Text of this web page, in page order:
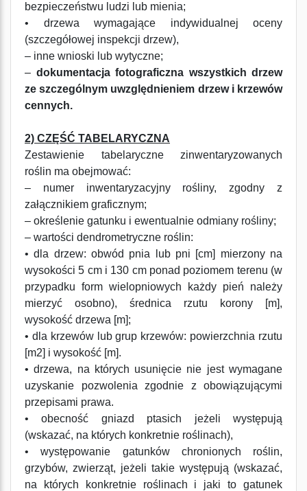
bezpieczeństwu ludzi lub mienia;
• drzewa wymagające indywidualnej oceny
(szczegółowej inspekcji drzew),
– inne wnioski lub wytyczne;
– dokumentacja fotograficzna wszystkich drzew
ze szczególnym uwzględnieniem drzew i krzewów
cennych.
2) CZĘŚĆ TABELARYCZNA
Zestawienie tabelaryczne zinwentaryzowanych
roślin ma obejmować:
– numer inwentaryzacyjny rośliny, zgodny z
załącznikiem graficznym;
– określenie gatunku i ewentualnie odmiany rośliny;
– wartości dendrometryczne roślin:
• dla drzew: obwód pnia lub pni [cm] mierzony na
wysokości 5 cm i 130 cm ponad poziomem terenu (w
przypadku form wielopniowych każdy pień należy
mierzyć osobno), średnica rzutu korony [m],
wysokość drzewa [m];
• dla krzewów lub grup krzewów: powierzchnia rzutu
[m2] i wysokość [m].
• drzewa, na których usunięcie nie jest wymagane
uzyskanie pozwolenia zgodnie z obowiązującymi
przepisami prawa.
• obecność gniazd ptasich jeżeli występują
(wskazać, na których konkretnie roślinach),
• występowanie gatunków chronionych roślin,
grzybów, zwierząt, jeżeli takie występują (wskazać,
na których konkretnie roślinach i jaki to gatunek